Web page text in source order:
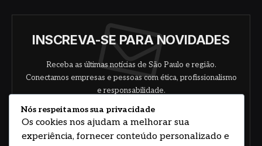
INSCREVA-SE PARA NOVIDADES
Receba as últimas notícias de São Paulo e região.
Conectamos empresas e pessoas com ética, profissionalismo
e responsabilidade.
Nós respeitamos sua privacidade
Os cookies nos ajudam a melhorar sua
experiência, fornecer conteúdo personalizado e